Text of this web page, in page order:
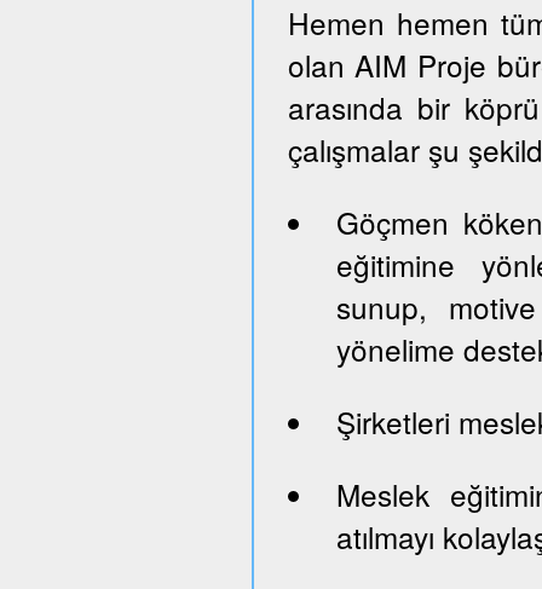
Hemen hemen
olan AIM Proje
arasında bir
çalışmalar şu
Göçmen
eğitimine
sunup,
yönelime
Şirketleri
Meslek
atılmayı